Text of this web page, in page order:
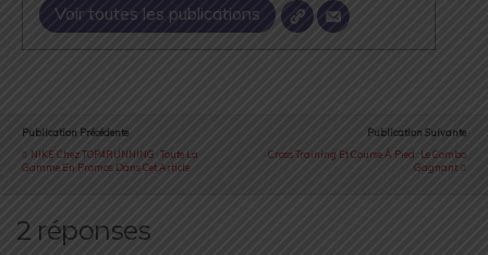
Voir toutes les publications
Publication Précédente
NIKE Chez TOP4RUNNING : Toute La
Gamme En Promos Dans Cet Article
Publication Suivante
Cross Training Et Course À Pied : Le Combo
Gagnant
2 réponses